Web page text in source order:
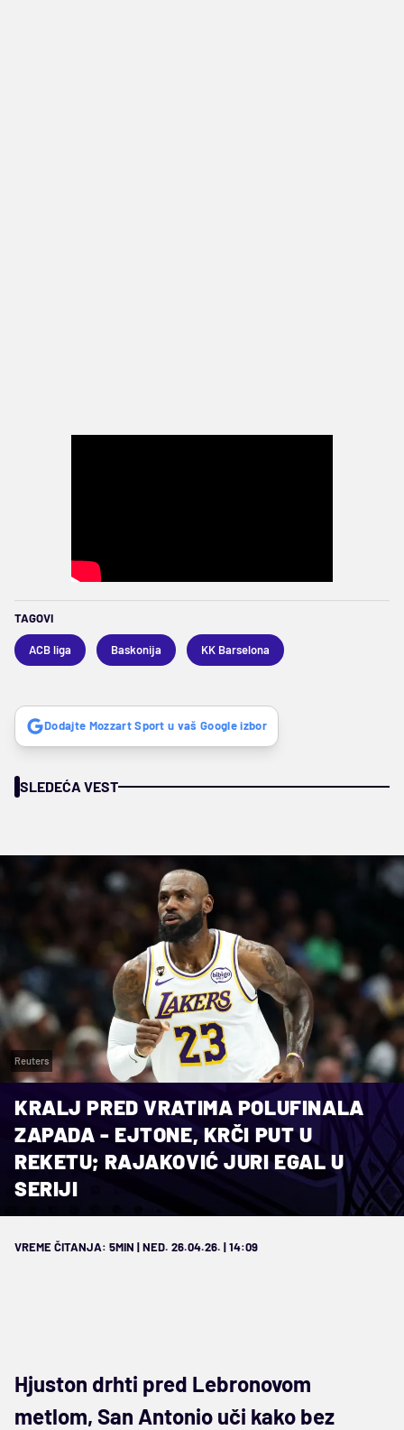
TAGOVI
ACB liga Baskonija KK Barselona
Dodajte Mozzart Sport u vaš Google izbor
SLEDEĆA VEST
Reuters
KRALJ PRED VRATIMA POLUFINALA
ZAPADA - EJTONE, KRČI PUT U
REKETU; RAJAKOVIĆ JURI EGAL U
SERIJI
VREME ČITANJA: 5MIN | NED. 26.04.26. | 14:09
Hjuston drhti pred Lebronovom
metlom, San Antonio uči kako bez